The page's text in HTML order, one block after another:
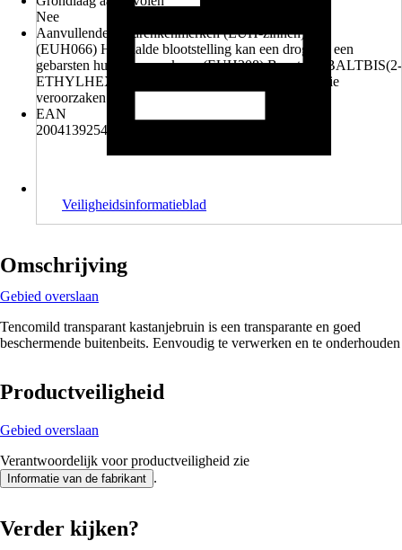
Nee
Aanvullende gevarenkenmerken (EUH-zinnen)
(EUH066) Herhaalde blootstelling kan een droge of een
gebarsten huid veroorzaken., (EUH208) Bevat KOBALTBIS(2-
ETHYLHEXANOAAT). Kan een allergische reactie
veroorzaken.
EAN
2004139254004, 8712701183020
Veiligheidsinformatieblad
Omschrijving
Gebied overslaan
Tencomild transparant kastanjebruin is een transparante en goed
beschermende buitenbeits. Eenvoudig te verwerken en te onderhouden
Productveiligheid
Gebied overslaan
Verantwoordelijk voor productveiligheid zie
Informatie van de fabrikant .
Verder kijken?